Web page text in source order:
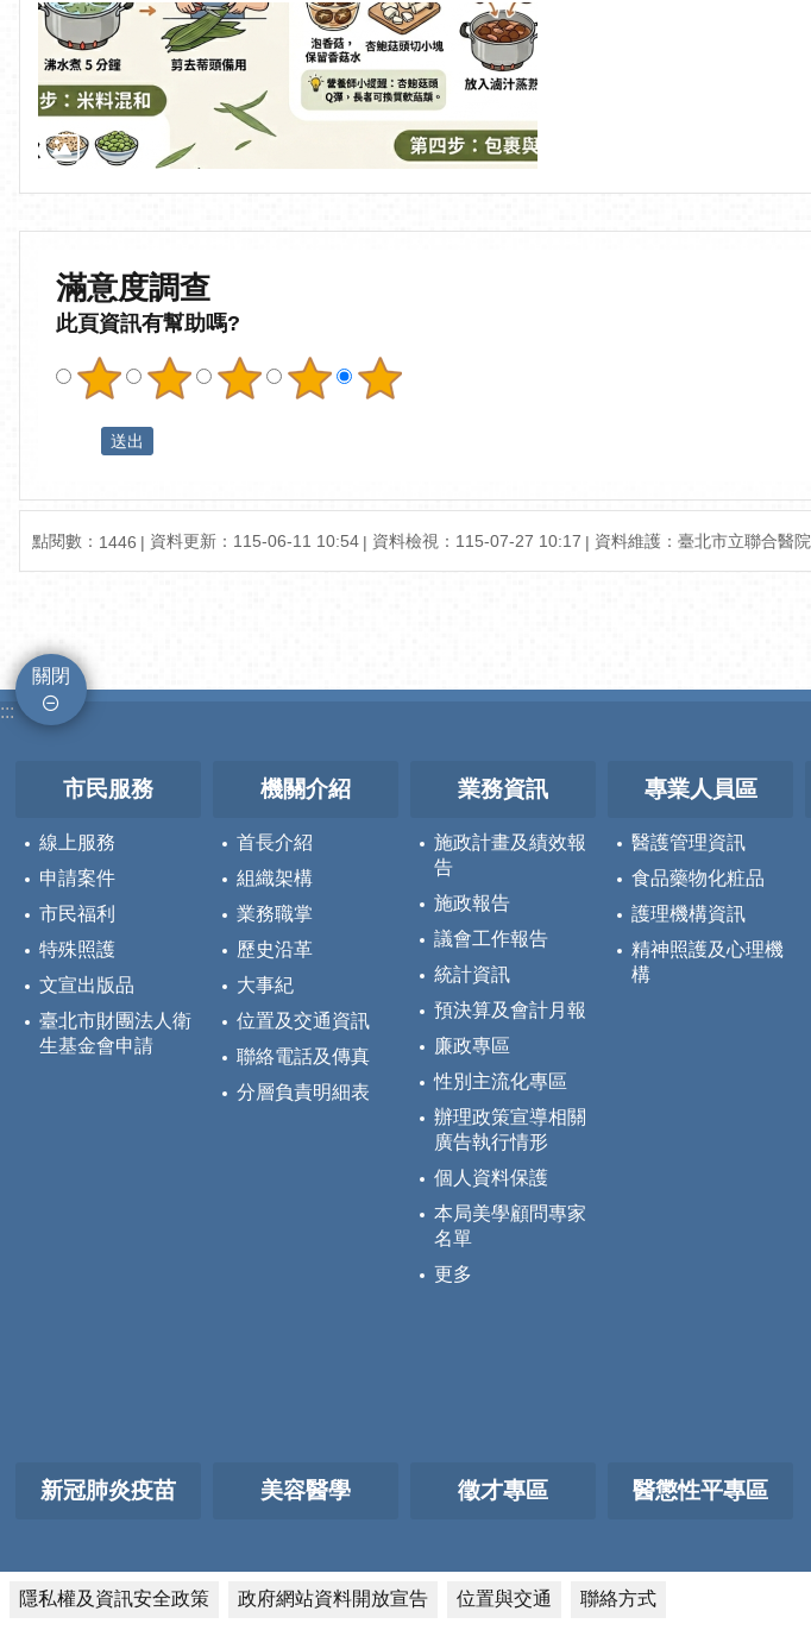
滿意度調查
此頁資訊有幫助嗎?
點閱數： 1446 資料更新：115-06-11 10:54 資料檢視：115-07-27 10:17 資料維護：臺北市立聯合醫院
關閉
:::
市民服務
線上服務
申請案件
市民福利
特殊照護
文宣出版品
臺北市財團法人衛
生基金會申請
機關介紹
首長介紹
組織架構
業務職掌
歷史沿革
大事紀
位置及交通資訊
聯絡電話及傳真
分層負責明細表
業務資訊
施政計畫及績效報
告
施政報告
議會工作報告
統計資訊
預決算及會計月報
廉政專區
性別主流化專區
辦理政策宣導相關
廣告執行情形
個人資料保護
本局美學顧問專家
名單
更多
專業人員區
醫護管理資訊
食品藥物化粧品
護理機構資訊
精神照護及心理機
構
新冠肺炎疫苗 美容醫學 徵才專區 醫懲性平專區
隱私權及資訊安全政策 政府網站資料開放宣告 位置與交通 聯絡方式